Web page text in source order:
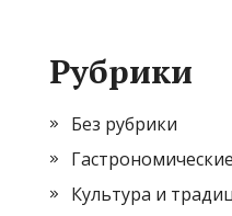
Рубрики
Без рубрики
Культура и